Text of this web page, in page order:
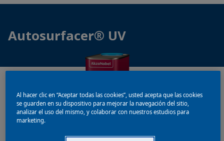
Autosurfacer® UV
Al hacer clic en “Aceptar todas las cookies”, usted acepta que las cookies
se guarden en su dispositivo para mejorar la navegación del sitio,
analizar el uso del mismo, y colaborar con nuestros estudios para
marketing.